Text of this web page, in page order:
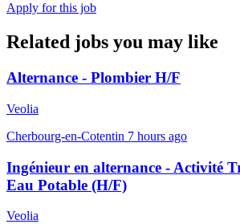
Apply for this job
Related jobs you may like
Alternance - Plombier H/F
Veolia
Cherbourg-en-Cotentin 7 hours ago
Ingénieur en alternance - Activité
Eau Potable (H/F)
Veolia